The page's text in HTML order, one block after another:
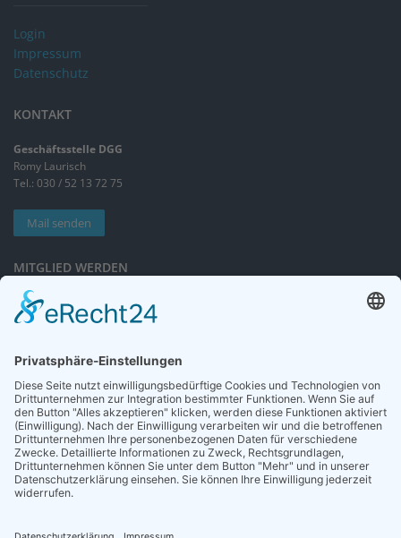
Login
Impressum
Datenschutz
KONTAKT
Geschäftsstelle DGG
Romy Laurisch
Tel.: 030 / 52 13 72 75
Mail senden
MITGLIED WERDEN
Sieben gute Gründe
für Ihre Mitgliedschaft
NEWSLETTER
Neuigkeiten rund um die Geriatrie und die DGG – regelmäßig in Ihrem
Postfach.